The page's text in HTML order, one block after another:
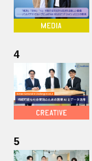
4
5